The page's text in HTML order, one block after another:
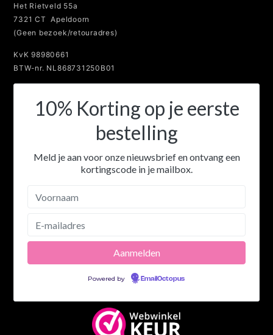
Het Rietveld 55a
7321 CT Apeldoorn
(Geen bezoek/retouradres)
KvK 98980661
BTW-nr. NL868731250B01
10% Korting op je eerste
bestelling
Meld je aan voor onze nieuwsbrief en ontvang een
kortingscode in je mailbox.
Powered by EmailOctopus